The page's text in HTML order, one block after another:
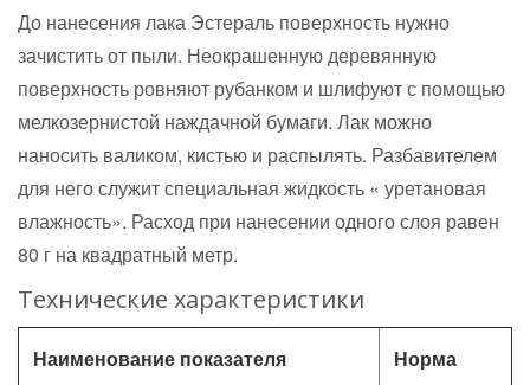
До нанесения лака Эстераль поверхность нужно
зачистить от пыли. Неокрашенную деревянную
поверхность ровняют рубанком и шлифуют с помощью
мелкозернистой наждачной бумаги. Лак можно
наносить валиком, кистью и распылять. Разбавителем
для него служит специальная жидкость « уретановая
влажность». Расход при нанесении одного слоя равен
80 г на квадратный метр.
Технические характеристики
Наименование показателя Норма